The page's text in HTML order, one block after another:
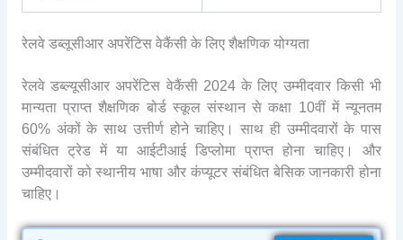
रेलवे डब्लूसीआर अपरेंटिस वेकैंसी के लिए शैक्षणिक योग्यता
रेलवे डब्ल्यूसीआर अपरेंटिस वेकैंसी 2024 के लिए उम्मीदवार किसी भी
मान्यता प्राप्त शैक्षणिक बोर्ड स्कूल संस्थान से कक्षा 10वीं में न्यूनतम
60% अंकों के साथ उत्तीर्ण होने चाहिए। साथ ही उम्मीदवारों के पास
संबंधित ट्रेड में या आईटीआई डिप्लोमा प्राप्त होना चाहिए। और
उम्मीदवारों को स्थानीय भाषा और कंप्यूटर संबंधित बेसिक जानकारी होना
चाहिए।